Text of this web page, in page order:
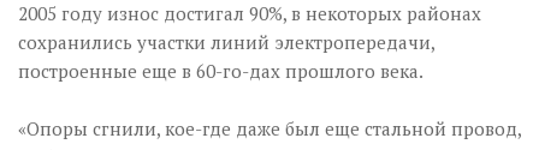
2005 году износ достигал 90%, в некоторых районах
сохранились участки линий электропередачи,
построенные еще в 60-го-дах прошлого века.
«Опоры сгнили, кое-где даже был еще стальной провод,